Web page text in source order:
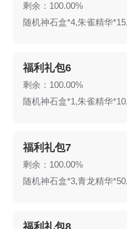
剩余：100.00%
福利礼包6
剩余：100.00%
福利礼包7
剩余：100.00%